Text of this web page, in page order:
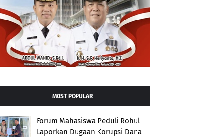
MOST POPULAR
Forum Mahasiswa Peduli Rohul
Laporkan Dugaan Korupsi Dana